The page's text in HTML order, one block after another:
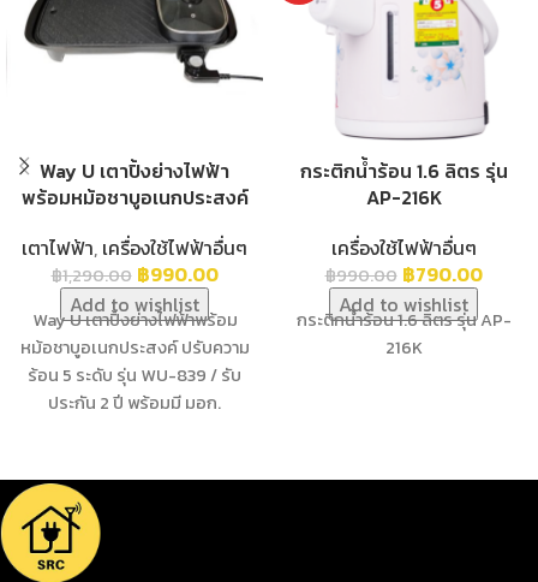
Way U เตาปิ้งย่างไฟฟ้า
พร้อมหม้อชาบูอเนกประสงค์
เตาไฟฟ้า, เครื่องใช้ไฟฟ้าอื่นๆ
฿1,290.00 ฿990.00
Add to wishlist
Way U เตาปิ้งย่างไฟฟ้าพร้อม
หม้อชาบูอเนกประสงค์ ปรับความ
ร้อน 5 ระดับ รุ่น WU-839 / รับ
ประกัน 2 ปี พร้อมมี มอก.
กระติกน้ำร้อน 1.6 ลิตร รุ่น
AP-216K
เครื่องใช้ไฟฟ้าอื่นๆ
฿990.00 ฿790.00
Add to wishlist
กระติกน้ำร้อน 1.6 ลิตร รุ่น AP-
216K